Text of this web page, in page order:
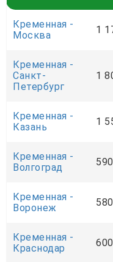
Кременная -
Москва
1
Кременная -
Санкт-
Петербург
1
Кременная -
Казань
1
Кременная -
Волгоград
Кременная -
Воронеж
Кременная -
Краснодар